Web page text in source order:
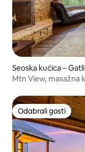
Seoska kućica –
Mtn View, masažna
Odabrali gosti
Odabrali gosti